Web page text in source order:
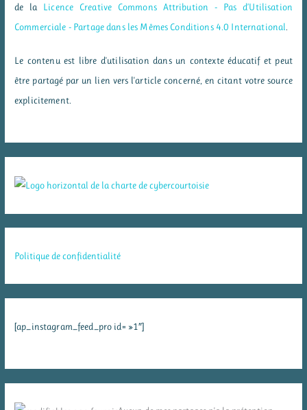
de la Licence Creative Commons Attribution - Pas d’Utilisation
Commerciale - Partage dans les Mêmes Conditions 4.0 International
Le contenu est libre d'utilisation dans un contexte éducatif et peut
être partagé par un lien vers l'article concerné, en citant votre source
explicitement.
Politique de confidentialité
[ap_instagram_feed_pro id= »1″]